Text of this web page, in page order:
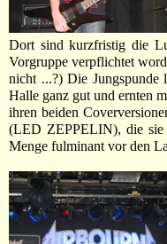
Dort sind kurzfristig die
Vorgruppe verpflichtet
nicht ...?) Die Jungspunde
Halle ganz gut und ernten
ihren beiden
(LED ZEPPELIN), die
Menge fulminant vor den